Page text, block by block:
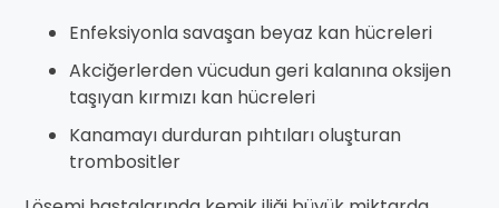
Enfeksiyonla savaşan beyaz kan hücreleri
Akciğerlerden vücudun geri kalanına oksijen
taşıyan kırmızı kan hücreleri
Kanamayı durduran pıhtıları oluşturan
trombositler